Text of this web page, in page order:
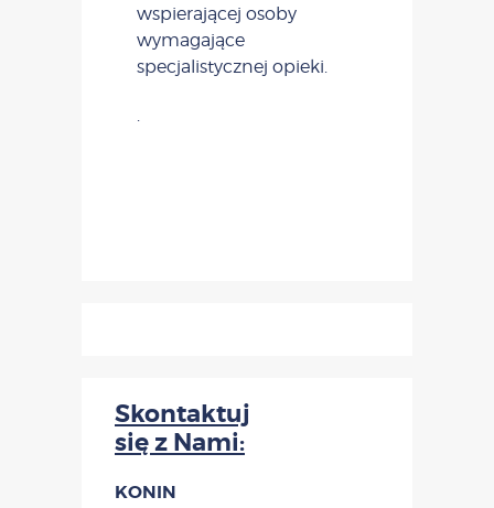
wspierającej osoby
wymagające
specjalistycznej opieki.
.
Skontaktuj
się z Nami:
KONIN